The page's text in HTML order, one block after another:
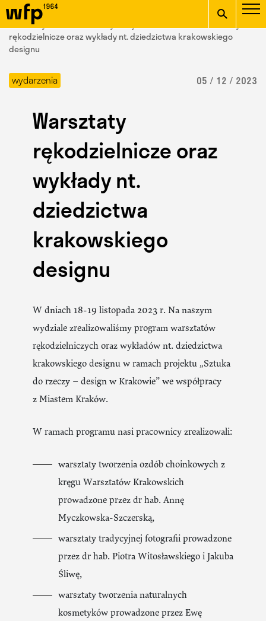
Oficjalna witryna
Wydziału Form
Przemysłowych ASP w
Krakowie
/ Wydział Form Przemysłowych /
rękodzielnicze oraz wykłady nt. dziedzictwa krakowskiego
designu
wydarzenia 05 / 12 / 2023
Warsztaty
rękodzielnicze oraz
wykłady nt.
dziedzictwa
krakowskiego
designu
W dniach 18-19 listopada 2023 r. Na naszym
wydziale zrealizowaliśmy program warsztatów
rękodzielniczych oraz wykładów nt. dziedzictwa
krakowskiego designu w ramach projektu „Sztuka
do rzeczy – design w Krakowie” we współpracy
z Miastem Kraków.
W ramach programu nasi pracownicy zrealizowali:
warsztaty tworzenia ozdób choinkowych z
kręgu Warsztatów Krakowskich
prowadzone przez dr hab. Annę
Myczkowska-Szczerską,
warsztaty tradycyjnej fotografii prowadzone
przez dr hab. Piotra Witosławskiego i Jakuba
Śliwę,
warsztaty tworzenia naturalnych
kosmetyków prowadzone przez Ewę